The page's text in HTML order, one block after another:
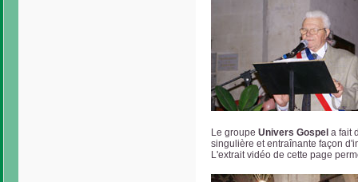
Le groupe Univers Gospel a fait
singulière et entraînante façon
L'extrait vidéo de cette page